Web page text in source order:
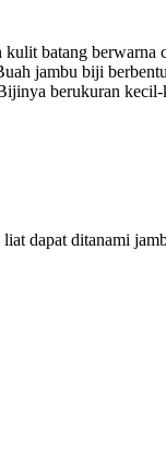
batang
jambu biji
berukuran kecil-
dapat ditanami